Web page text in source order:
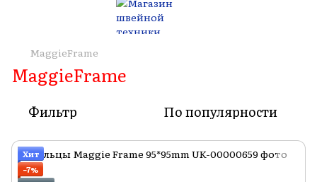
MaggieFrame
MaggieFrame
Фильтр По популярности
Хит
−7%